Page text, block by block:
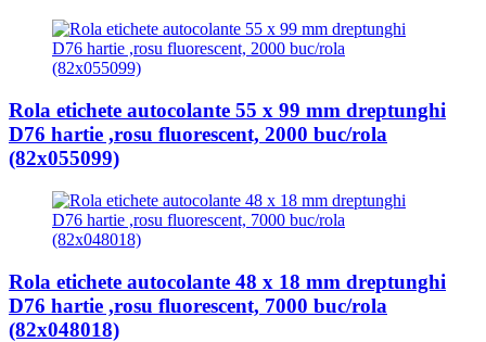
Rola etichete autocolante 55 x 99 mm dreptunghi
D76 hartie ,rosu fluorescent, 2000 buc/rola
(82x055099)
Rola etichete autocolante 48 x 18 mm dreptunghi
D76 hartie ,rosu fluorescent, 7000 buc/rola
(82x048018)